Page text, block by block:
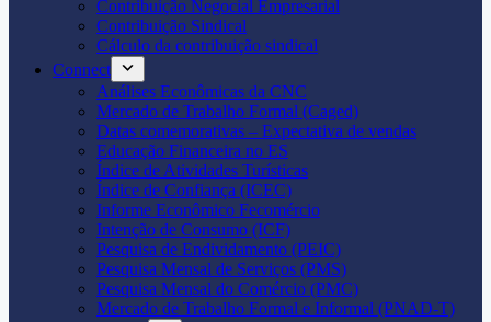
Contribuição Negocial Empresarial
Contribuição Sindical
Cálculo da contribuição sindical
Connect
Análises Econômicas da CNC
Mercado de Trabalho Formal (Caged)
Datas comemorativas – Expectativa de vendas
Educação Financeira no ES
Índice de Atividades Turísticas
Índice de Confiança (ICEC)
Informe Econômico Fecomércio
Intenção de Consumo (ICF)
Pesquisa de Endividamento (PEIC)
Pesquisa Mensal de Serviços (PMS)
Pesquisa Mensal do Comércio (PMC)
Mercado de Trabalho Formal e Informal (PNAD-T)